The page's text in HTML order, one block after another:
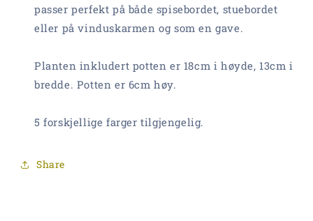
passer perfekt på både spisebordet, stuebordet
eller på vinduskarmen og som en gave.
Planten inkludert potten er 18cm i høyde, 13cm i
bredde. Potten er 6cm høy.
5 forskjellige farger tilgjengelig.
Share